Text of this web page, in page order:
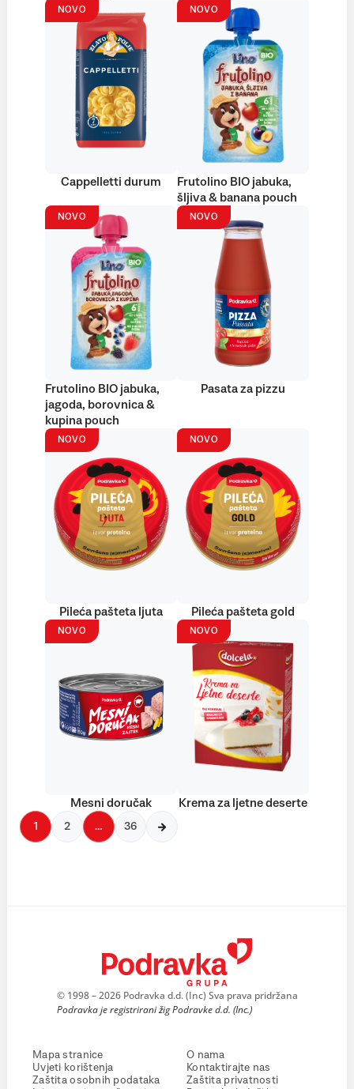
NOVO
Cappelletti durum
NOVO
Frutolino BIO jabuka,
šljiva & banana pouch
NOVO
Frutolino BIO jabuka,
jagoda, borovnica &
kupina pouch
NOVO
Pasata za pizzu
NOVO
Pileća pašteta ljuta
NOVO
Pileća pašteta gold
NOVO
Mesni doručak
NOVO
Krema za ljetne deserte
1 2 … 36
© 1998 – 2026 Podravka d.d. (Inc) Sva prava pridržana
Podravka je registrirani žig Podravke d.d. (Inc.)
Mapa stranice
Uvjeti korištenja
Zaštita osobnih podataka
O nama
Kontaktirajte nas
Zaštita privatnosti